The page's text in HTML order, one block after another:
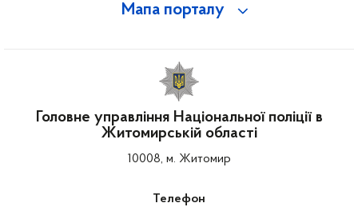
Мапа порталу
Головне управління Національної поліції в
Житомирській області
10008, м. Житомир
Телефон